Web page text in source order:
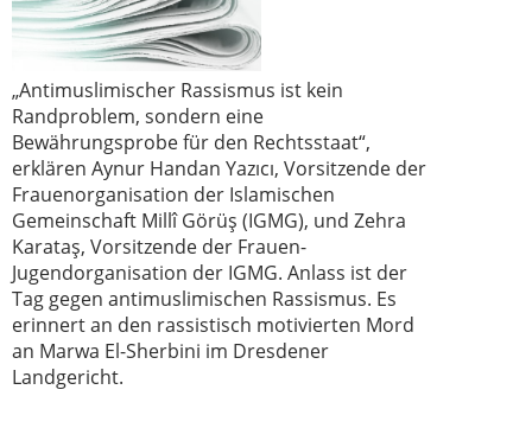
„Antimuslimischer Rassismus ist kein
Randproblem, sondern eine
Bewährungsprobe für den Rechtsstaat“,
erklären Aynur Handan Yazıcı, Vorsitzende der
Frauenorganisation der Islamischen
Gemeinschaft Millî Görüş (IGMG), und Zehra
Karataş, Vorsitzende der Frauen-
Jugendorganisation der IGMG. Anlass ist der
Tag gegen antimuslimischen Rassismus. Es
erinnert an den rassistisch motivierten Mord
an Marwa El-Sherbini im Dresdener
Landgericht.